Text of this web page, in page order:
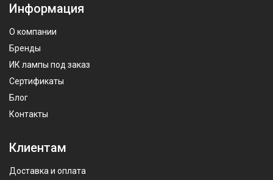
Информация
О компании
Бренды
ИК лампы под заказ
Сертификаты
Блог
Контакты
Клиентам
Доставка и оплата